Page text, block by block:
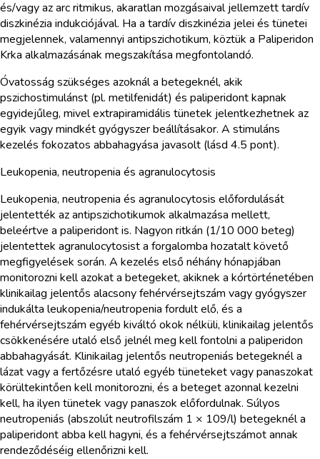
és/vagy az arc ritmikus, akaratlan mozgásaival jellemzett tardív
diszkinézia indukciójával. Ha a tardív diszkinézia jelei és tünetei
megjelennek, valamennyi antipszichotikum, köztük a Paliperidon
Krka alkalmazásának megszakítása megfontolandó.
Óvatosság szükséges azoknál a betegeknél, akik
pszichostimulánst (pl. metilfenidát) és paliperidont kapnak
egyidejűleg, mivel extrapiramidális tünetek jelentkezhetnek az
egyik vagy mindkét gyógyszer beállításakor. A stimuláns
kezelés fokozatos abbahagyása javasolt (lásd 4.5 pont).
Leukopenia, neutropenia és agranulocytosis
Leukopenia, neutropenia és agranulocytosis előfordulását
jelentették az antipszichotikumok alkalmazása mellett,
beleértve a paliperidont is. Nagyon ritkán (1/10 000 beteg)
jelentettek agranulocytosist a forgalomba hozatalt követő
megfigyelések során. A kezelés első néhány hónapjában
monitorozni kell azokat a betegeket, akiknek a kórtörténetében
klinikailag jelentős alacsony fehérvérsejtszám vagy gyógyszer
indukálta leukopenia/neutropenia fordult elő, és a
fehérvérsejtszám egyéb kiváltó okok nélküli, klinikailag jelentős
csökkenésére utaló első jelnél meg kell fontolni a paliperidon
abbahagyását. Klinikailag jelentős neutropeniás betegeknél a
lázat vagy a fertőzésre utaló egyéb tüneteket vagy panaszokat
körültekintően kell monitorozni, és a beteget azonnal kezelni
kell, ha ilyen tünetek vagy panaszok előfordulnak. Súlyos
neutropeniás (abszolút neutrofilszám 1 × 109/l) betegeknél a
paliperidont abba kell hagyni, és a fehérvérsejtszámot annak
rendeződéséig ellenőrizni kell.